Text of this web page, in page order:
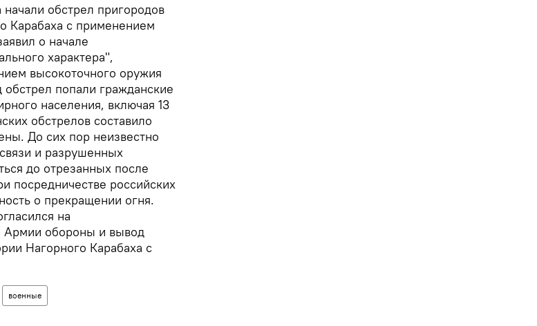
обстрел пригородов
Карабаха с применением
о начале
характера",
высокоточного оружия
попали гражданские
населения, включая 13
обстрелов составило
До сих пор неизвестно
и разрушенных
до отрезанных после
посредничестве российских
о прекращении огня.
на
Армии обороны и вывод
Нагорного Карабаха с
военные